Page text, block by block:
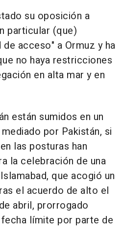
su oposición a
particular (que)
acceso" a Ormuz y ha
no haya restricciones
en alta mar y en
están sumidos en un
por Pakistán, si
las posturas han
la celebración de una
que acogió un
el acuerdo de alto el
abril, prorrogado
límite por parte de